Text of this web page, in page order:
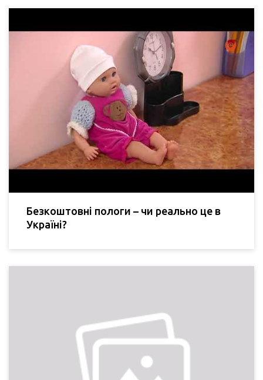
Безкоштовні пологи – чи реально це в
Україні?